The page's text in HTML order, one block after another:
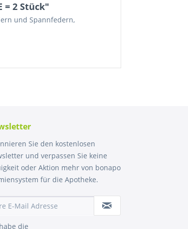
2 Stück"
und Spannfedern,
Sie den kostenlosen
und verpassen Sie keine
oder Aktion mehr von bonapo
für die Apotheke.
die